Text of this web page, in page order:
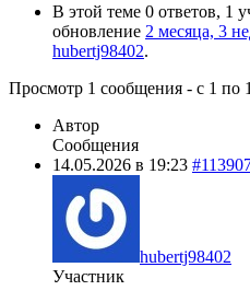
В этой теме 0 ответов, 1
обновление 2 месяца, 3
hubertj98402.
Просмотр 1 сообщения - с 1 по
Автор
Сообщения
14.05.2026 в 19:23
hubertj98402
Участник